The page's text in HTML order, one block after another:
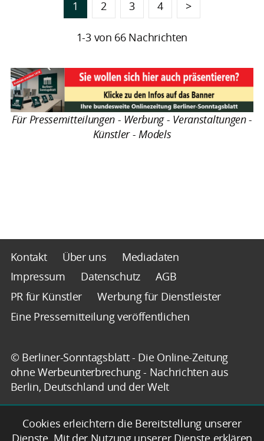
1 2 3 4 >
1-3 von 66 Nachrichten
Für Pressemitteilungen - Werbung - Veranstaltungen -
Künstler - Models
Kontakt Über uns
Mediadaten
Impressum
Datenschutz
AGB
PR für Künstler
Werbung für Dienstleister
Eine Pressemitteilung veröffentlichen
© Berliner-Sonntagsblatt - Die Online-Zeitung
ohne Werbeunterbrechung - Nachrichten aus
Berlin, Deutschland und der Welt
Cookies erleichtern die Bereitstellung unserer
Dienste. Mit der Nutzung unserer Dienste erklären